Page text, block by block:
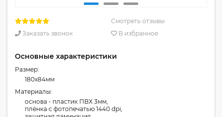
Смотреть отзывы
Заказать звонок
В избранное
Основные характеристики
Размер:
180x84мм
Материалы:
основа - пластик ПВХ 3мм,
плёнка с фотопечатью 1440 dpi,